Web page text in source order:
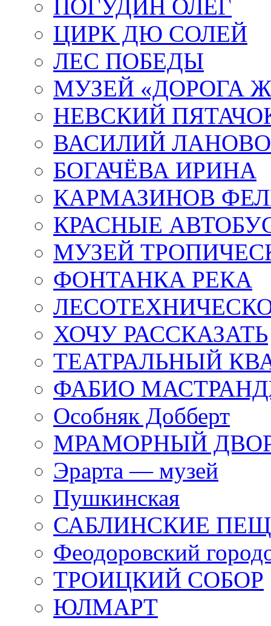
ПОГУДИН ОЛЕГ
ЦИРК ДЮ СОЛЕЙ
ЛЕС ПОБЕДЫ
МУЗЕЙ «ДОРОГА
НЕВСКИЙ
ВАСИЛИЙ
БОГАЧЁВА ИРИНА
КАРМАЗИНОВ
КРАСНЫЕ
МУЗЕЙ
ФОНТАНКА РЕКА
ХОЧУ РАССКАЗАТЬ
ТЕАТРАЛЬНЫЙ
ФАБИО
Особняк Добберт
МРАМОРНЫЙ
Эрарта — музей
Пушкинская
САБЛИНСКИЕ
Феодоровский
ТРОИЦКИЙ СОБОР
ЮЛМАРТ